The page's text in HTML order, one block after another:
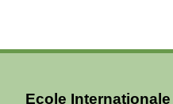
Ecole